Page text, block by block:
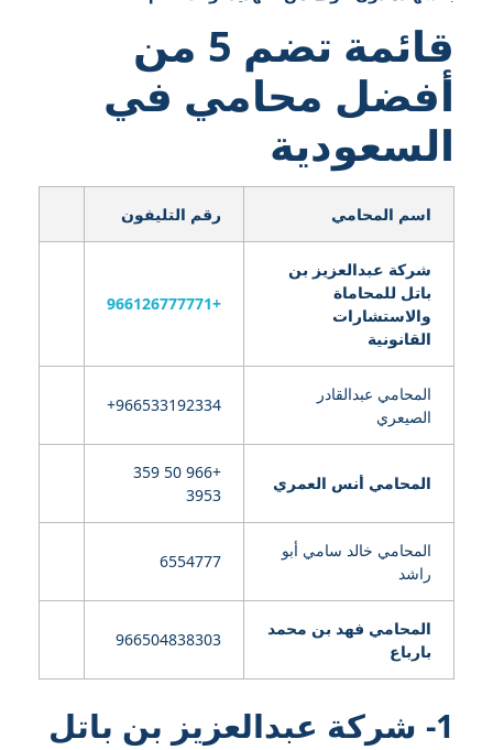
قائمة تضم 5 من
أفضل محامي في
السعودية
اسم المحامي رقم التليفون
شركة عبدالعزيز بن
باتل للمحاماة
والاستشارات
القانونية
+966126777771
المحامي عبدالقادر
الصيعري
المحامي أنس العمري
+966 50 359
3953
المحامي خالد سامي أبو
راشد
6554777
المحامي فهد بن محمد
بارباع
966504838303
1- شركة عبدالعزيز بن باتل